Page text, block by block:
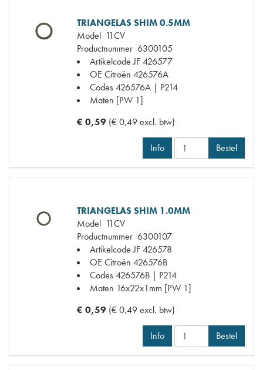
TRIANGELAS SHIM 0.5MM
Model 11CV
Productnummer 6300105
Artikelcode JF426577
OE Citroën 426576A
Codes426576A | P214
Maten [PW 1]
€ 0,59 (€ 0,49 excl. btw)
Info Bestel
TRIANGELAS SHIM 1.0MM
Model 11CV
Productnummer 6300107
Artikelcode JF426578
OE Citroën 426576B
Codes426576B | P214
Maten 16x22x1mm [PW 1]
€ 0,59 (€ 0,49 excl. btw)
Info Bestel